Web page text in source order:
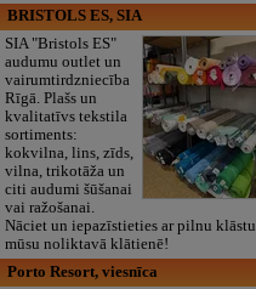
BRISTOLS ES, SIA
SIA "Bristols ES"
audumu outlet un
vairumtirdzniecība
Rīgā. Plašs un
kvalitatīvs tekstila
sortiments:
kokvilna, lins, zīds,
vilna, trikotāža un
citi audumi šūšanai
vai ražošanai.
Nāciet un iepazīstieties ar pilnu klāstu
mūsu noliktavā klātienē!
Porto Resort, viesnīca